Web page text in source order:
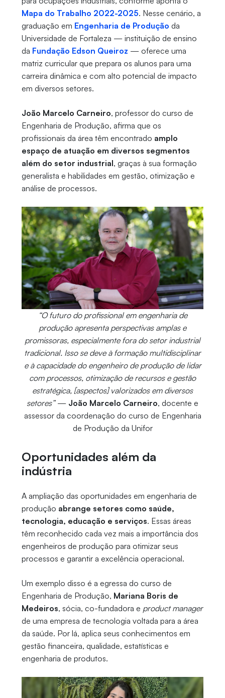
Mapa do Trabalho 2022-2025. Nesse cenário, a
graduação em Engenharia de Produção da
Universidade de Fortaleza — instituição de ensino
da Fundação Edson Queiroz — oferece uma
matriz curricular que prepara os alunos para uma
carreira dinâmica e com alto potencial de impacto
em diversos setores.
João Marcelo Carneiro, professor do curso de
Engenharia de Produção, afirma que os
profissionais da área têm encontrado amplo
espaço de atuação em diversos segmentos
além do setor industrial, graças à sua formação
generalista e habilidades em gestão, otimização e
análise de processos.
“O futuro do profissional em engenharia de
produção apresenta perspectivas amplas e
promissoras, especialmente fora do setor industrial
tradicional. Isso se deve à formação multidisciplinar
e à capacidade do engenheiro de produção de lidar
com processos, otimização de recursos e gestão
estratégica, [aspectos] valorizados em diversos
setores”— João Marcelo Carneiro, docente e
assessor da coordenação do curso de Engenharia
de Produção da Unifor
Oportunidades além da
indústria
A ampliação das oportunidades em engenharia de
produção abrange setores como saúde,
tecnologia, educação e serviços. Essas áreas
têm reconhecido cada vez mais a importância dos
engenheiros de produção para otimizar seus
processos e garantir a excelência operacional.
Um exemplo disso é a egressa do curso de
Engenharia de Produção, Mariana Boris de
Medeiros, sócia, co-fundadora e product manager
de uma empresa de tecnologia voltada para a área
da saúde. Por lá, aplica seus conhecimentos em
gestão financeira, qualidade, estatísticas e
engenharia de produtos.